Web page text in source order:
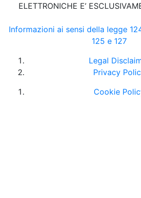
ELETTRONICHE E’
Informazioni ai sensi della legge
125 e 127
Legal
Privacy
Cookie